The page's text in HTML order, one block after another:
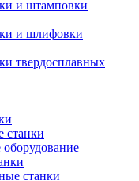
и штамповки
и шлифовки
твердосплавных
станки
станки